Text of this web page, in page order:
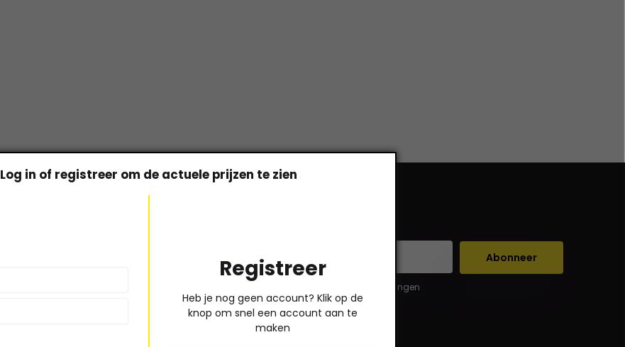
Log in of registreer om de actuele prijzen te zien
Registreer
Heb je nog geen account? Klik op de
knop om snel een account aan te
maken
Abonneer
* Lees hier de wettelijke beperkingen